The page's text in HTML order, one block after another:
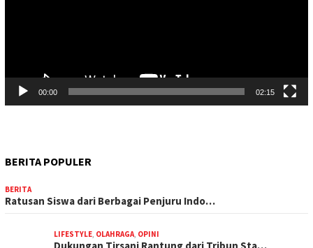
00:00 02:15
BERITA POPULER
BERITA
Ratusan Siswa dari Berbagai Penjuru Indo…
LIFESTYLE, OLAHRAGA, OPINI